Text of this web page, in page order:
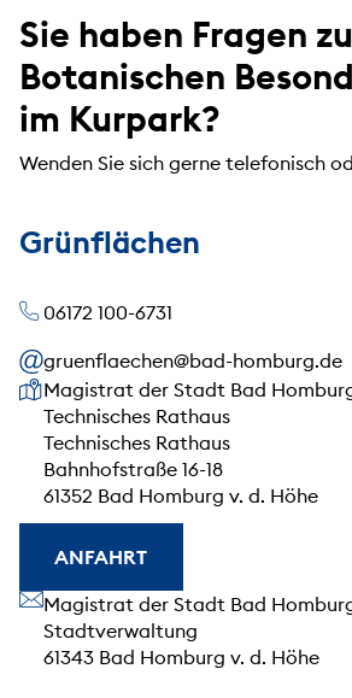
Sie haben Fragen
Botanischen
im Kurpark?
Wenden Sie sich gerne telefonisch
Grünflächen
06172 100-6731
gruenflaechen@bad-homburg.de
Unsere Anschrift
Magistrat der Stadt Bad
Technisches Rathaus
Technisches Rathaus
Bahnhofstraße 16-18
61352 Bad Homburg v. d. Höhe
ANFAHRT
Unsere Anschrift
Magistrat der Stadt Bad
Stadtverwaltung
61343 Bad Homburg v. d. Höhe